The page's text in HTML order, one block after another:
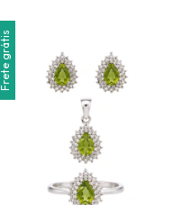
Frete grátis